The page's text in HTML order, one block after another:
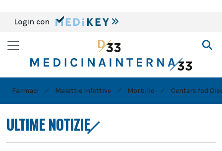
Login con
Farmaci Malattie infettive Morbillo Centers fod
ULTIME NOTIZIE